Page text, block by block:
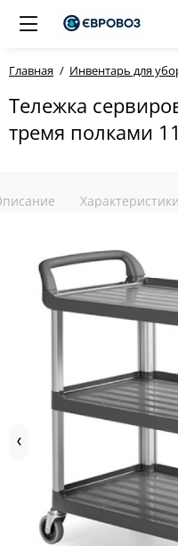
Главная Инвентарь для
Тележка
тремя полками
Характеристики